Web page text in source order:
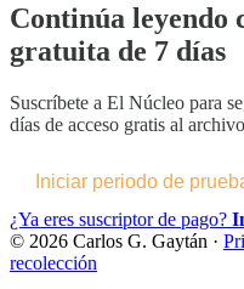
Continúa leyendo
gratuita de 7 días
Suscríbete a El Núcleo para
días de acceso gratis al
Iniciar periodo de
¿Ya eres suscriptor de pago?
© 2026 Carlos G. Gaytán ·
recolección